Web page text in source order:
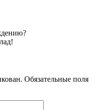
Обязательные поля